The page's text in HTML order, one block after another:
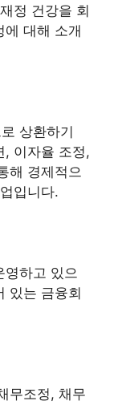
정 건강을 회
대해 소개
상환하기
, 이자율 조정,
해 경제적으
입니다.
영하고 있으
있는 금융회
무조정, 채무